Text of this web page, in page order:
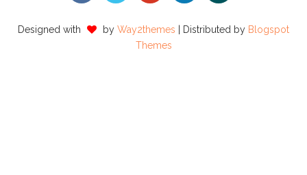
Designed with by Way2themes | Distributed by Blogspot
Themes